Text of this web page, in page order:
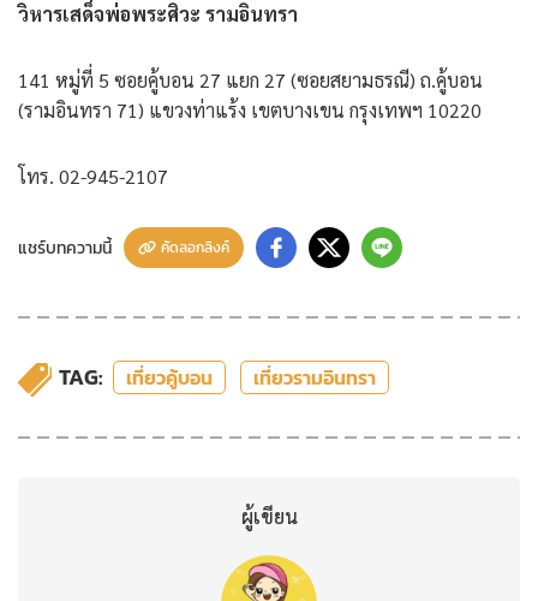
วิหารเสด็จพ่อพระศิวะ รามอินทรา
141 หมู่ที่ 5 ซอยคู้บอน 27 แยก 27 (ซอยสยามธรณี) ถ.คู้บอน
(รามอินทรา 71) แขวงท่าแร้ง เขตบางเขน กรุงเทพฯ 10220
โทร. 02-945-2107
แชร์บทความนี้ คัดลอกลิงค์
TAG: เที่ยวคู้บอน เที่ยวรามอินทรา
ผู้เขียน